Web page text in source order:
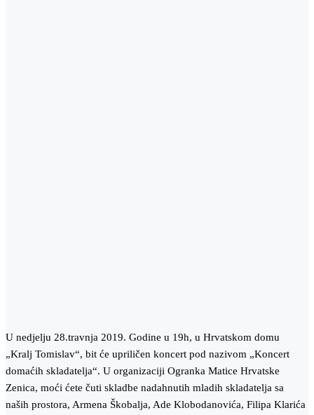
U nedjelju 28.travnja 2019. Godine u 19h, u Hrvatskom domu
„Kralj Tomislav“, bit će upriličen koncert pod nazivom „Koncert
domaćih skladatelja“. U organizaciji Ogranka Matice Hrvatske
Zenica, moći ćete čuti skladbe nadahnutih mladih skladatelja sa
naših prostora, Armena Škobalja, Ade Klobodanovića, Filipa Klarića